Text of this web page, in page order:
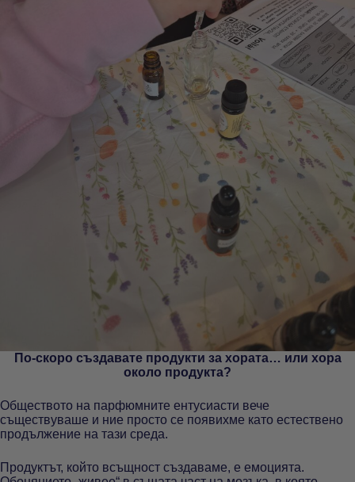
По-скоро създавате продукти за хората… или хора
около продукта?
Обществото на парфюмните ентусиасти вече
съществуваше и ние просто се появихме като естествено
продължение на тази среда.
Продуктът, който всъщност създаваме, е емоцията.